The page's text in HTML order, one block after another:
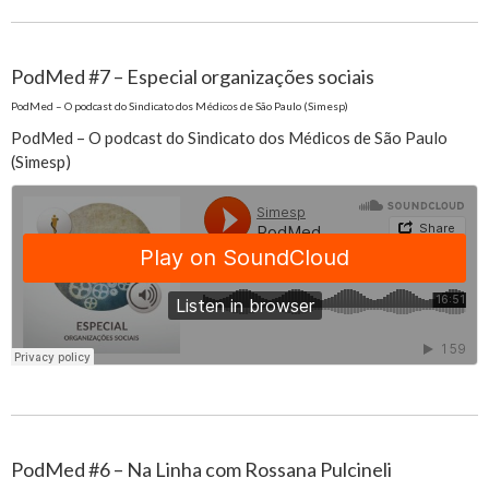
PodMed #7 – Especial organizações sociais
PodMed – O podcast do Sindicato dos Médicos de São Paulo (Simesp)
PodMed – O podcast do Sindicato dos Médicos de São Paulo
(Simesp)
PodMed #6 – Na Linha com Rossana Pulcineli